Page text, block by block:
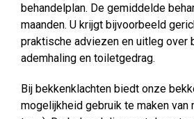
behandelplan. De gemiddelde
maanden. U krijgt bijvoorbeeld
praktische adviezen en uitleg over
ademhaling en toiletgedrag.
Bij bekkenklachten biedt onze
mogelijkheid gebruik te maken van